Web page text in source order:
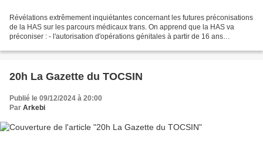
Révélations extrêmement inquiétantes concernant les futures préconisations
de la HAS sur les parcours médicaux trans. On apprend que la HAS va
préconiser : - l'autorisation d'opérations génitales à partir de 16 ans
20h La Gazette du TOCSIN
Publié le 09/12/2024 à 20:00
Par Arkebi